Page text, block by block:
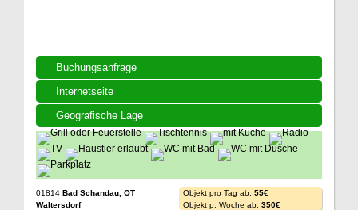
Buchungsanfrage
Internetseite
Geografische Lage
01814 Bad Schandau, OT
Waltersdorf
Objekt pro Tag ab: 55€
Objekt p. Woche ab: 350€